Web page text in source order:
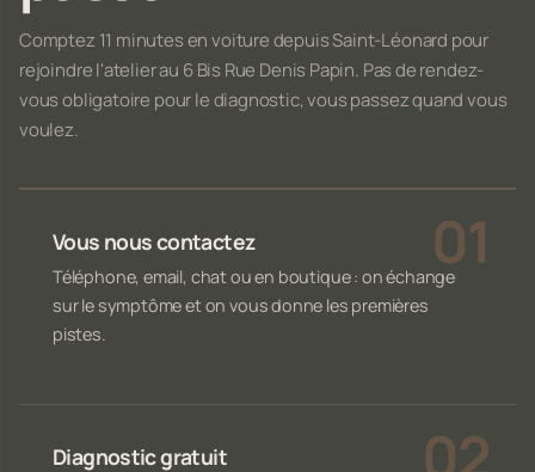
Comptez 11 minutes en voiture depuis Saint-Léonard pour
rejoindre l'atelier au 6 Bis Rue Denis Papin. Pas de rendez-
vous obligatoire pour le diagnostic, vous passez quand vous
voulez.
Vous nous contactez
Téléphone, email, chat ou en boutique : on échange
sur le symptôme et on vous donne les premières
pistes.
Diagnostic gratuit